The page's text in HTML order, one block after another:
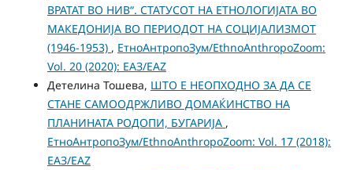
ВРАТАТ ВО НИВ“. СТАТУСОТ НА ЕТНОЛОГИЈАТА ВО
МАКЕДОНИЈА ВО ПЕРИОДОТ НА СОЦИЈАЛИЗМОТ
(1946-1953) , ЕтноАнтропоЗум/EthnoAnthropoZoom:
Vol. 20 (2020): ЕАЗ/EAZ
Детелина Тошева, ШТО Е НЕОПХОДНО ЗА ДА СЕ
СТАНЕ САМООДРЖЛИВО ДОМАЌИНСТВО НА
ПЛАНИНАТА РОДОПИ, БУГАРИЈА ,
ЕтноАнтропоЗум/EthnoAnthropoZoom: Vol. 17 (2018):
ЕАЗ/EAZ